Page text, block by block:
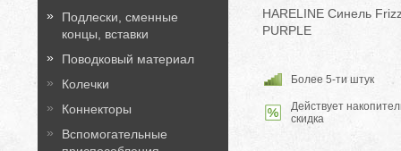
Подлески, сменные
концы, вставки
Поводковый материал
Колечки
Коннекторы
Вспомогательные
HARELINE Синель
PURPLE
Более 5-ти штук
Действует
скидка